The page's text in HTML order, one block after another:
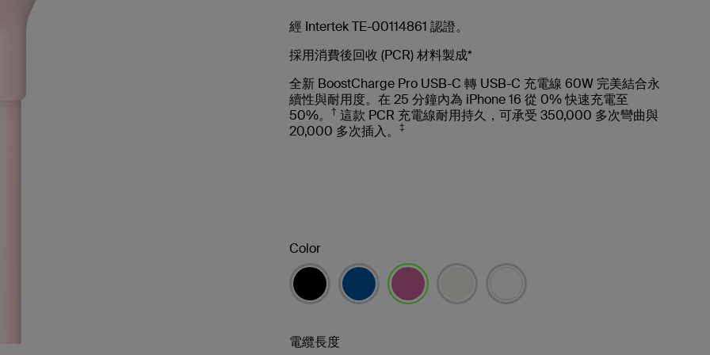
經 Intertek TE-00114861 認證。
採用消費後回收 (PCR) 材料製成*
全新 BoostCharge Pro USB-C 轉 USB-C 充電線 60W 完美結合永
續性與耐用度。在 25 分鐘內為 iPhone 16 從 0% 快速充電至
50%。
† 這款 PCR 充電線耐用持久，可承受 350,000 多次彎曲與
20,000 多次插入。
‡
Color
電纜長度